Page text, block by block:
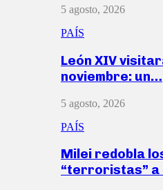
5 agosto, 2026
PAÍS
León XIV
noviembre: un…
5 agosto, 2026
PAÍS
Milei redobla
“terroristas”